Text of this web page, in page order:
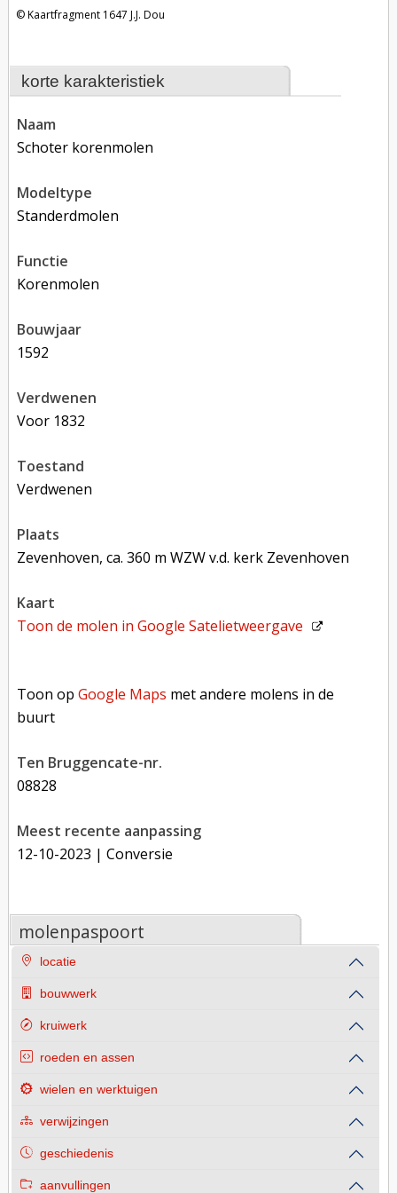
korte karakteristiek
naam
Schoter korenmolen
modeltype
Standerdmolen
functie
korenmolen
bouwjaar
1592
verdwenen
voor 1832
toestand
verdwenen
plaats
Zevenhoven, ca. 360 m WZW v.d. kerk Zevenhoven
kaart
Toon de molen inGoogle Satelietweergave
Toon opGoogle Maps met andere molens in de
buurt
Ten Bruggencate-nr.
08828
Meest recente aanpassing
12-10-2023 | Conversie
Kaartfragment 1647 J.J. Dou
molenpaspoort
locatie
bouwwerk
kruiwerk
roeden en assen
wielen en werktuigen
verwijzingen
geschiedenis
aanvullingen